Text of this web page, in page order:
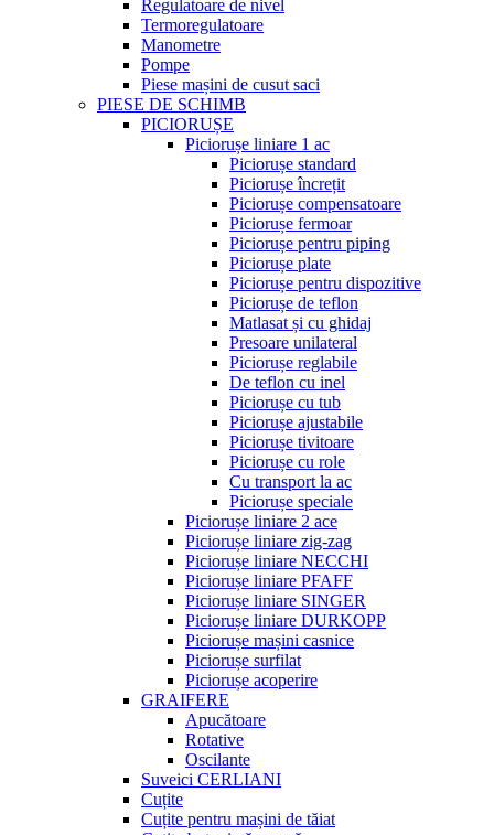
Regulatoare de nivel
Termoregulatoare
Manometre
Pompe
Piese mașini de cusut saci
PIESE DE SCHIMB
PICIORUȘE
Piciorușe liniare 1 ac
Piciorușe standard
Piciorușe încrețit
Piciorușe compensatoare
Piciorușe fermoar
Piciorușe pentru piping
Piciorușe plate
Piciorușe pentru dispozitive
Piciorușe de teflon
Matlasat și cu ghidaj
Presoare unilateral
Piciorușe reglabile
De teflon cu inel
Piciorușe cu tub
Piciorușe ajustabile
Piciorușe tivitoare
Piciorușe cu role
Cu transport la ac
Piciorușe speciale
Piciorușe liniare 2 ace
Piciorușe liniare zig-zag
Piciorușe liniare NECCHI
Piciorușe liniare PFAFF
Piciorușe liniare SINGER
Piciorușe liniare DURKOPP
Piciorușe mașini casnice
Piciorușe surfilat
Piciorușe acoperire
GRAIFERE
Apucătoare
Rotative
Oscilante
Suveici CERLIANI
Cuțite
Cuțite pentru mașini de tăiat